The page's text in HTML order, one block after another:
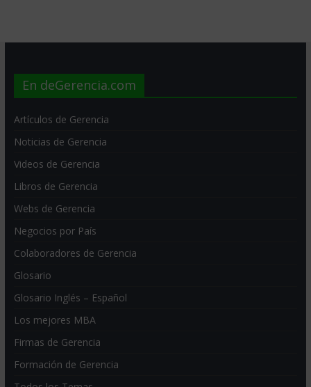
En deGerencia.com
Artículos de Gerencia
Noticias de Gerencia
Videos de Gerencia
Libros de Gerencia
Webs de Gerencia
Negocios por País
Colaboradores de Gerencia
Glosario
Glosario Inglés – Español
Los mejores MBA
Firmas de Gerencia
Formación de Gerencia